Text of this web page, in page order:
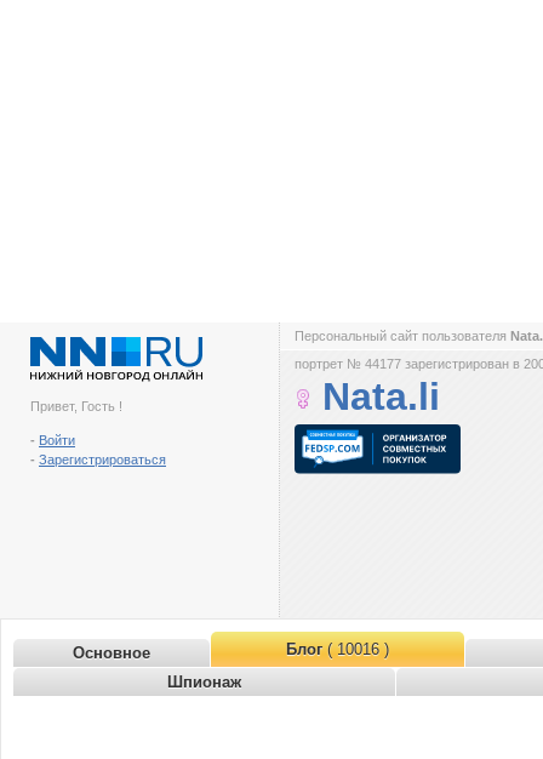
Привет, Гость !
- Войти
- Зарегистрироваться
Персональный сайт пользователя
портрет № 44177 зарегистрирован в
Nata.li
Основное Блог( 10016 )
Шпионаж